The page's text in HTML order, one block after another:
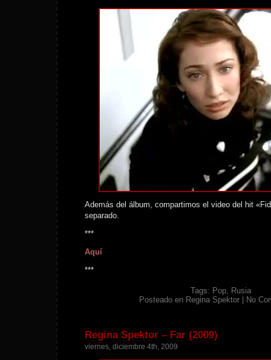
Además del álbum, compartimos el video del hit
separado.
***
Aquí
***
Tags: Pop, Rusia
Posteado en Regina Spektor| No
Regina Spektor – Far (2009)
viernes, diciembre 4th, 2009